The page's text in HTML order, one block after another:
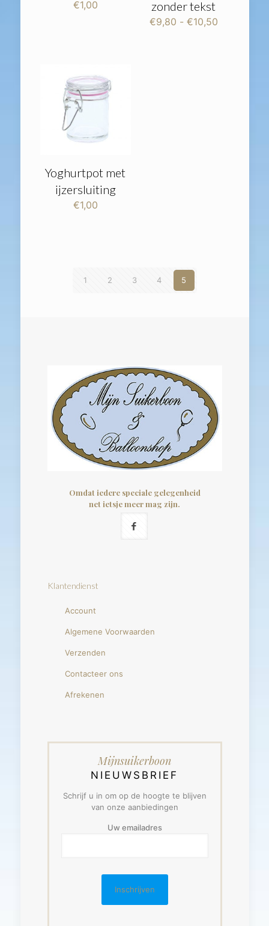
€1,00
zonder tekst
€9,80 - €10,50Prijsklasse:
Yoghurtpot met
ijzersluiting
€1,00
1 2 3 4 5
Omdat iedere speciale gelegenheid
net ietsje meer mag zijn.
Klantendienst
Account
Algemene Voorwaarden
Verzenden
Contacteer ons
Afrekenen
Mijnsuikerboon
NIEUWSBRIEF
Schrijf u in om op de hoogte te blijven
van onze aanbiedingen
Uw emailadres